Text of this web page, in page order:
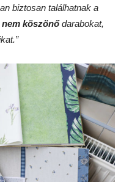
biztosan találhatnak a
köszönődarabokat,